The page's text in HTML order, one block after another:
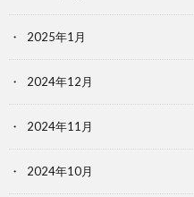
2025年1月
2024年12月
2024年11月
2024年10月